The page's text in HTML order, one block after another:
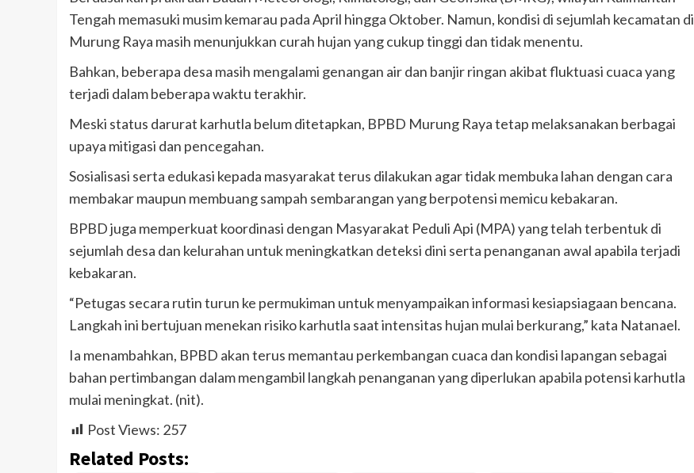
Tengah memasuki musim kemarau pada April hingga Oktober. Namun, kondisi di sejumlah kecamatan di
Murung Raya masih menunjukkan curah hujan yang cukup tinggi dan tidak menentu.
Bahkan, beberapa desa masih mengalami genangan air dan banjir ringan akibat fluktuasi cuaca yang
terjadi dalam beberapa waktu terakhir.
Meski status darurat karhutla belum ditetapkan, BPBD Murung Raya tetap melaksanakan berbagai
upaya mitigasi dan pencegahan.
Sosialisasi serta edukasi kepada masyarakat terus dilakukan agar tidak membuka lahan dengan cara
membakar maupun membuang sampah sembarangan yang berpotensi memicu kebakaran.
BPBD juga memperkuat koordinasi dengan Masyarakat Peduli Api (MPA) yang telah terbentuk di
sejumlah desa dan kelurahan untuk meningkatkan deteksi dini serta penanganan awal apabila terjadi
kebakaran.
“Petugas secara rutin turun ke permukiman untuk menyampaikan informasi kesiapsiagaan bencana.
Langkah ini bertujuan menekan risiko karhutla saat intensitas hujan mulai berkurang,” kata Natanael.
Ia menambahkan, BPBD akan terus memantau perkembangan cuaca dan kondisi lapangan sebagai
bahan pertimbangan dalam mengambil langkah penanganan yang diperlukan apabila potensi karhutla
mulai meningkat. (nit).
Post Views: 257
Related Posts: